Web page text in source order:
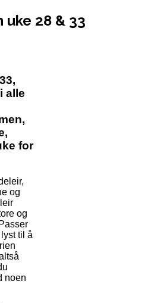
uke 28 & 33
alle
for
og
og
til å
noen